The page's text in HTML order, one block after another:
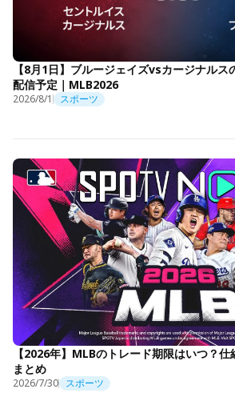
【8月1日】ブルージェイズvsカージナルス
配信予定｜MLB2026
2026/8/1 スポーツ
【2026年】MLBのトレード期限はいつ？
まとめ
2026/7/30 スポーツ